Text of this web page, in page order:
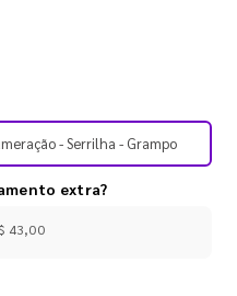
- Serrilha - Grampo
extra?
43,00